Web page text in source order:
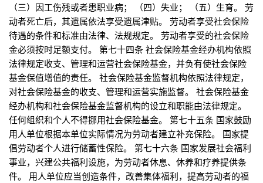
（三）因工伤残或者患职业病； （四）失业； （五）生育。 劳
动者死亡后，其遗属依法享受遗属津贴。 劳动者享受社会保险
待遇的条件和标准由法律、法规规定。 劳动者享受的社会保险
金必须按时足额支付。 第七十四条 社会保险基金经办机构依照
法律规定收支、管理和运营社会保险基金，并负有使社会保险
基金保值增值的责任。 社会保险基金监督机构依照法律规定，
对社会保险基金的收支、管理和运营实施监督。 社会保险基金
经办机构和社会保险基金监督机构的设立和职能由法律规定。
任何组织和个人不得挪用社会保险基金。 第七十五条 国家鼓励
用人单位根据本单位实际情况为劳动者建立补充保险。 国家提
倡劳动者个人进行储蓄性保险。 第七十六条 国家发展社会福利
事业，兴建公共福利设施，为劳动者休息、休养和疗养提供条
件。 用人单位应当创造条件，改善集体福利，提高劳动者的福